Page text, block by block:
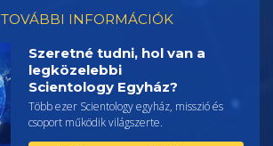
TOVÁBBI INFORMÁCIÓK
Szeretné tudni, hol van a
legközelebbi
Scientology Egyház?
Több ezer Scientology egyház, misszió és
csoport működik világszerte.